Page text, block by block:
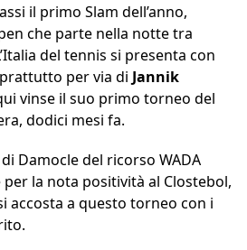
il primo Slam dell’anno,
che parte nella notte tra
del tennis si presenta con
per via di Jannik
vinse il suo primo torneo del
dodici mesi fa.
Damocle del ricorso WADA
la nota positività al Clostebol,
accosta a questo torneo con i